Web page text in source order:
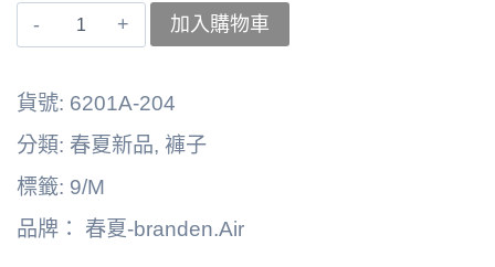
〚branden.Air〛
262125-
0903B
數
加入購物車
貨號: 6201A-204
分類: 春夏新品, 褲子
標籤: 9/M
品牌： 春夏-branden.Air